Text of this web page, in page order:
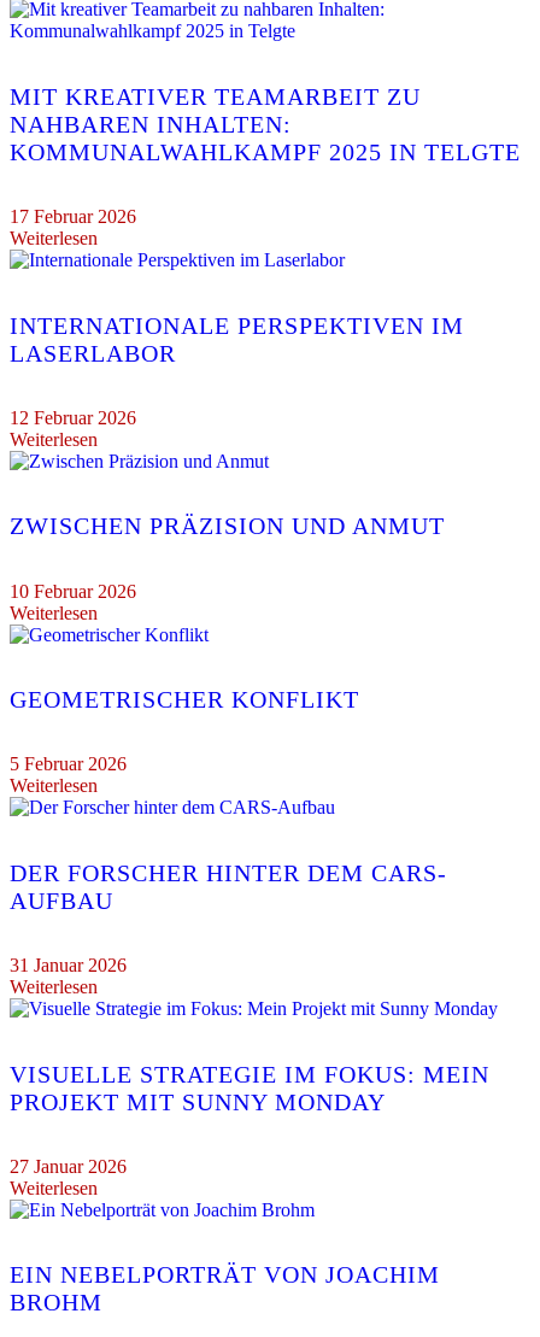
MIT KREATIVER TEAMARBEIT ZU
NAHBAREN INHALTEN:
KOMMUNALWAHLKAMPF 2025 IN TELGTE
17 Februar 2026
Weiterlesen
INTERNATIONALE PERSPEKTIVEN IM
LASERLABOR
12 Februar 2026
Weiterlesen
ZWISCHEN PRÄZISION UND ANMUT
10 Februar 2026
Weiterlesen
GEOMETRISCHER KONFLIKT
5 Februar 2026
Weiterlesen
DER FORSCHER HINTER DEM CARS-
AUFBAU
31 Januar 2026
Weiterlesen
VISUELLE STRATEGIE IM FOKUS: MEIN
PROJEKT MIT SUNNY MONDAY
27 Januar 2026
Weiterlesen
EIN NEBELPORTRÄT VON JOACHIM
BROHM